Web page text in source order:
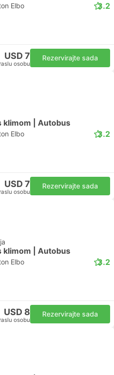
Elbo 3.2
USD 7
osobu
Rezervirajte sada
klimom | Autobus
Elbo 3.2
USD 7
osobu
Rezervirajte sada
klimom | Autobus
Elbo 3.2
USD 8
osobu
Rezervirajte sada